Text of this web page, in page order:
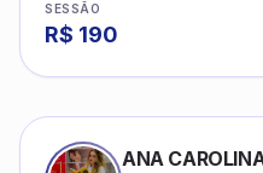
SESSÃO
R$ 190
ANA